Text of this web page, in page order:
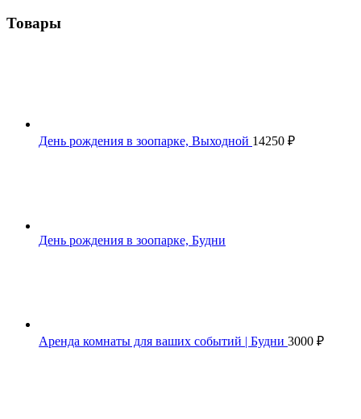
Товары
День рождения в зоопарке, Выходной 14250 ₽
День рождения в зоопарке, Будни
Аренда комнаты для ваших событий | Будни 3000 ₽